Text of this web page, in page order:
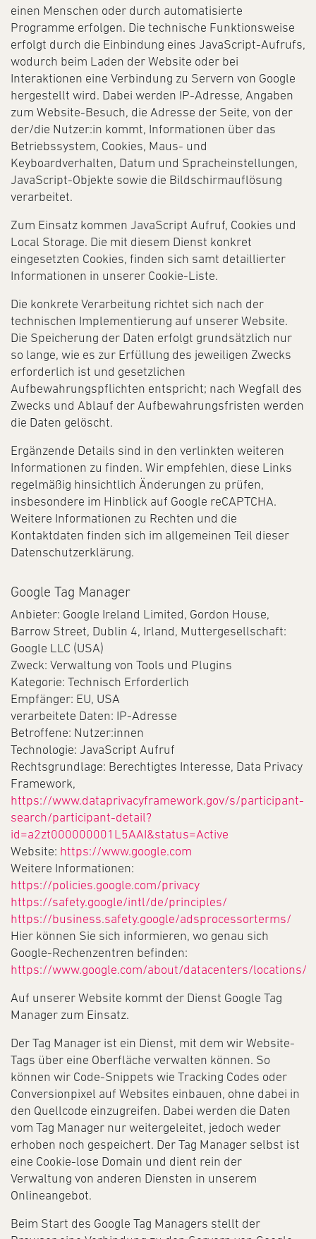
einen Menschen oder durch automatisierte
Programme erfolgen. Die technische Funktionsweise
erfolgt durch die Einbindung eines JavaScript-Aufrufs,
wodurch beim Laden der Website oder bei
Interaktionen eine Verbindung zu Servern von Google
hergestellt wird. Dabei werden IP-Adresse, Angaben
zum Website-Besuch, die Adresse der Seite, von der
der/die Nutzer:in kommt, Informationen über das
Betriebssystem, Cookies, Maus- und
Keyboardverhalten, Datum und Spracheinstellungen,
JavaScript-Objekte sowie die Bildschirmauflösung
verarbeitet.
Zum Einsatz kommen JavaScript Aufruf, Cookies und
Local Storage. Die mit diesem Dienst konkret
eingesetzten Cookies, finden sich samt detaillierter
Informationen in unserer Cookie-Liste.
Die konkrete Verarbeitung richtet sich nach der
technischen Implementierung auf unserer Website.
Die Speicherung der Daten erfolgt grundsätzlich nur
so lange, wie es zur Erfüllung des jeweiligen Zwecks
erforderlich ist und gesetzlichen
Aufbewahrungspflichten entspricht; nach Wegfall des
Zwecks und Ablauf der Aufbewahrungsfristen werden
die Daten gelöscht.
Ergänzende Details sind in den verlinkten weiteren
Informationen zu finden. Wir empfehlen, diese Links
regelmäßig hinsichtlich Änderungen zu prüfen,
insbesondere im Hinblick auf Google reCAPTCHA.
Weitere Informationen zu Rechten und die
Kontaktdaten finden sich im allgemeinen Teil dieser
Datenschutzerklärung.
Google Tag Manager
Anbieter: Google Ireland Limited, Gordon House,
Barrow Street, Dublin 4, Irland, Muttergesellschaft:
Google LLC (USA)
Zweck: Verwaltung von Tools und Plugins
Kategorie: Technisch Erforderlich
Empfänger: EU, USA
verarbeitete Daten: IP-Adresse
Betroffene: Nutzer:innen
Technologie: JavaScript Aufruf
Rechtsgrundlage: Berechtigtes Interesse, Data Privacy
Framework,
https://www.dataprivacyframework.gov/s/participant-
search/participant-detail?
id=a2zt000000001L5AAI&status=Active
Website: https://www.google.com
Weitere Informationen:
https://policies.google.com/privacy
https://safety.google/intl/de/principles/
https://business.safety.google/adsprocessorterms/
Hier können Sie sich informieren, wo genau sich
Google-Rechenzentren befinden:
https://www.google.com/about/datacenters/locations/
Auf unserer Website kommt der Dienst Google Tag
Manager zum Einsatz.
Der Tag Manager ist ein Dienst, mit dem wir Website-
Tags über eine Oberfläche verwalten können. So
können wir Code-Snippets wie Tracking Codes oder
Conversionpixel auf Websites einbauen, ohne dabei in
den Quellcode einzugreifen. Dabei werden die Daten
vom Tag Manager nur weitergeleitet, jedoch weder
erhoben noch gespeichert. Der Tag Manager selbst ist
eine Cookie-lose Domain und dient rein der
Verwaltung von anderen Diensten in unserem
Onlineangebot.
Beim Start des Google Tag Managers stellt der